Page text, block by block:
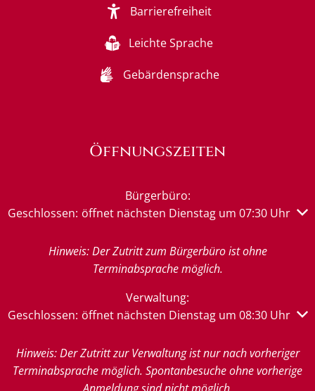
Barrierefreiheit
Leichte Sprache
Gebärdensprache
Öffnungszeiten
Bürgerbüro:
Klicken, um weitere Öffnungs- oder Schließzeiten
Geschlossen: öffnet nächsten Dienstag um 07:30 Uhr
Hinweis: Der Zutritt zum Bürgerbüro ist ohne
Terminabsprache möglich.
Verwaltung:
Klicken, um weitere Öffnungs- oder Schließzeiten
Geschlossen: öffnet nächsten Dienstag um 08:30 Uhr
Hinweis: Der Zutritt zur Verwaltung ist nur nach vorheriger
Terminabsprache möglich. Spontanbesuche ohne vorherige